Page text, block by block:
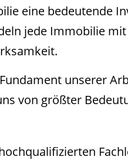
eine bedeutende
jede Immobilie
unserer
von größter